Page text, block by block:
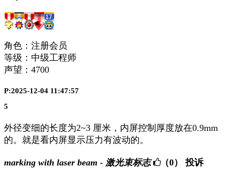
角色：注册会员
等级：中级工程师
声望： 4700
P:2025-12-04 11:47:57
5
外径变细的长度为2~3 厘米，内屏控制厚度放在0.9mm
的。就是看内屏显示压力有波动的。
marking with laser beam - 激光束标志 （0） 投诉